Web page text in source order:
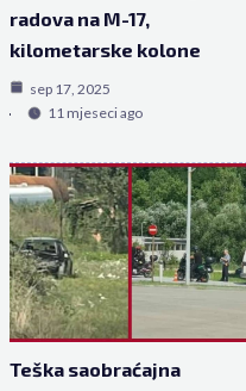
radova na M-17,
kilometarske kolone
sep 17, 2025
11 mjeseci ago
Teška saobraćajna